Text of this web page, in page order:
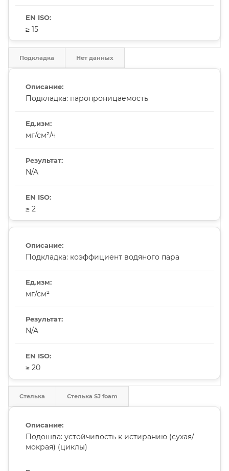
≥ 15
Подкладка Нет данных
Подкладка: паропроницаемость
мг/см²/ч
N/A
≥ 2
Подкладка: коэффициент водяного пара
мг/см²
N/A
≥ 20
Стелька Стелька SJ foam
Подошва: устойчивость к истиранию (сухая/
мокрая) (циклы)